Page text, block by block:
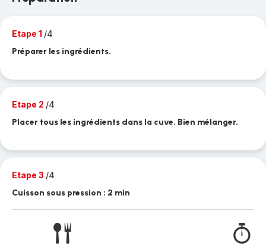
Etape 1 /4
Préparer les ingrédients.
Etape 2 /4
Placer tous les ingrédients dans la cuve. Bien mélanger.
Etape 3 /4
Cuisson sous pression : 2 min